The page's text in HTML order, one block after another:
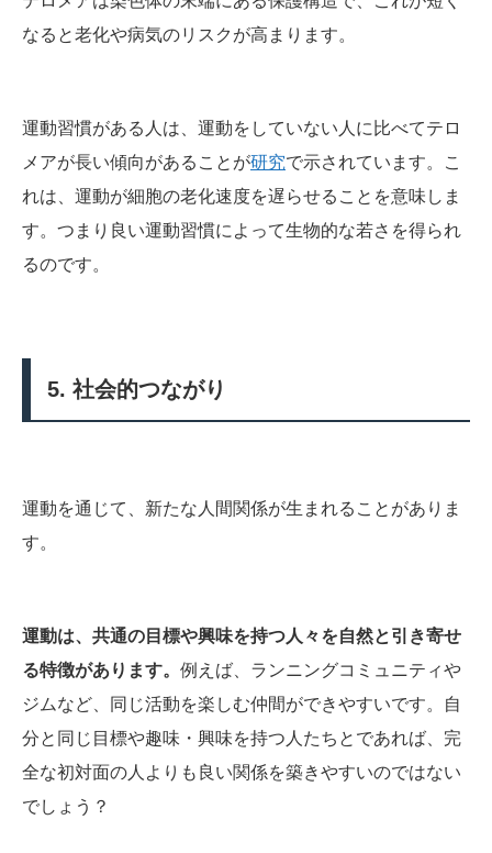
なると老化や病気のリスクが高まります。
運動習慣がある人は、運動をしていない人に比べてテロ
メアが長い傾向があることが研究で示されています。こ
れは、運動が細胞の老化速度を遅らせることを意味しま
す。つまり良い運動習慣によって生物的な若さを得られ
るのです。
5. 社会的つながり
運動を通じて、新たな人間関係が生まれることがありま
す。
運動は、共通の目標や興味を持つ人々を自然と引き寄せ
る特徴があります。 例えば、ランニングコミュニティや
ジムなど、同じ活動を楽しむ仲間ができやすいです。自
分と同じ目標や趣味・興味を持つ人たちとであれば、完
全な初対面の人よりも良い関係を築きやすいのではない
でしょう？